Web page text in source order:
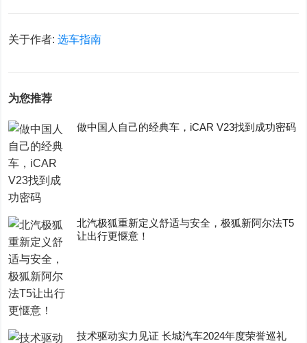
关于作者:选车指南
为您推荐
做中国人自己的经典车，iCAR V23找到成功密码
​北汽极狐重新定义舒适与安全，极狐新阿尔法T5
让出行更惬意！
技术驱动实力见证 长城汽车2024年度荣誉巡礼